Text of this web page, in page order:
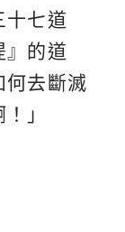
十七道
』的道
何去斷滅
」